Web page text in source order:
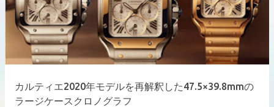
カルティエ2020年モデルを再解釈した47.5×39.8mmの
ラージケースクロノグラフ